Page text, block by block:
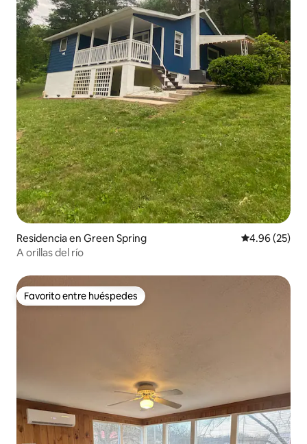
Residencia en Green Spring Calificación
4.96 (25)
A orillas del río
Favorito entre huéspedes
Favorito entre huéspedes